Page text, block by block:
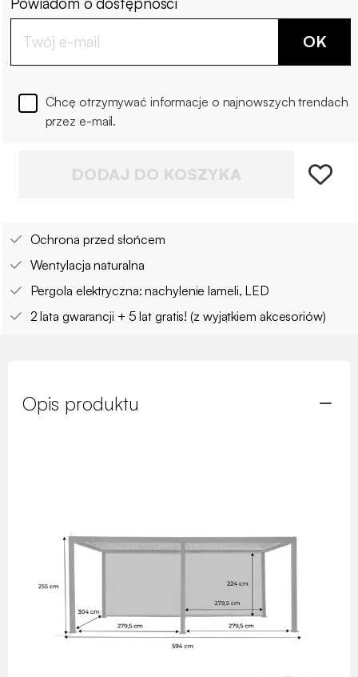
OK
Chcę otrzymywać informacje o najnowszych trendach
przez e-mail.
DODAJ DO KOSZYKA
Ochrona przed słońcem
Wentylacja naturalna
Pergola elektryczna: nachylenie lameli, LED
2 lata gwarancji + 5 lat gratis! (z wyjątkiem akcesoriów)
Opis produktu